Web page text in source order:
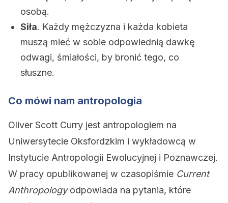
osobą.
Siła. Każdy mężczyzna i każda kobieta
muszą mieć w sobie odpowiednią dawkę
odwagi, śmiałości, by bronić tego, co
słuszne.
Co mówi nam antropologia
Oliver Scott Curry jest antropologiem na
Uniwersytecie Oksfordzkim i wykładowcą w
Instytucie Antropologii Ewolucyjnej i Poznawczej.
W pracy opublikowanej w czasopiśmie Current
Anthropologyodpowiada na pytania, które